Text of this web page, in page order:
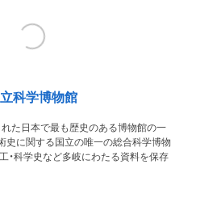
科学博物館
れた日本で最も歴史のある博物館の一
史に関する国立の唯一の総合科学博物
・科学史など多岐にわたる資料を保存